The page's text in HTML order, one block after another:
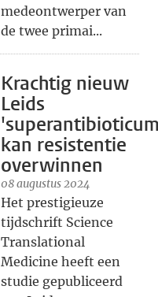
medeontwerper van
de twee primai...
Krachtig nieuw
Leids
kan resistentie
overwinnen
08 augustus 2024
Het prestigieuze
tijdschrift Science
Translational
Medicine heeft een
studie gepubliceerd